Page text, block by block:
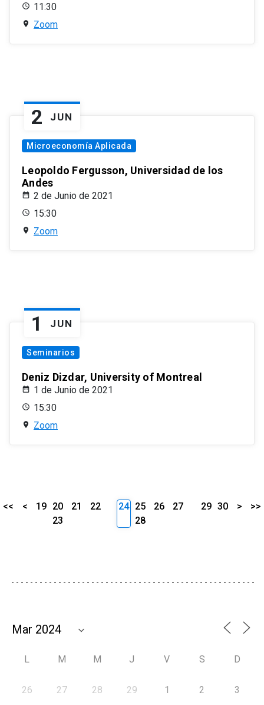
11:30
Zoom
2 JUN
Microeconomía Aplicada
Leopoldo Fergusson, Universidad de los
Andes
2 de Junio de 2021
15:30
Zoom
1 JUN
Seminarios
Deniz Dizdar, University of Montreal
1 de Junio de 2021
15:30
Zoom
<< < 19 20 21
22
23
24 25 26
27
28
29 30 > >>
L M M J V S D
26 27 28 29 1 2 3